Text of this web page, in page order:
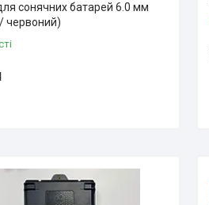
сонячних батарей 6.0 мм
червоний)